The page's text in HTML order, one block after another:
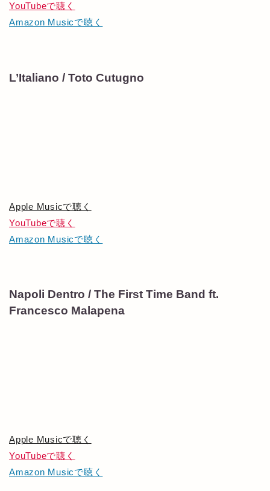
YouTubeで聴く
Amazon Musicで聴く
L’Italiano / Toto Cutugno
Apple Musicで聴く
YouTubeで聴く
Amazon Musicで聴く
Napoli Dentro / The First Time Band ft.
Francesco Malapena
Apple Musicで聴く
YouTubeで聴く
Amazon Musicで聴く